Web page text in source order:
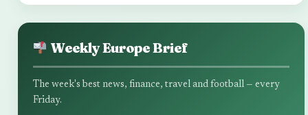
Weekly Europe Brief
The week's best news, finance, travel and football — every
Friday.